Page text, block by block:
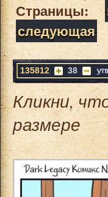
Страницы:
следующая
135812 38
Кликни,
размере